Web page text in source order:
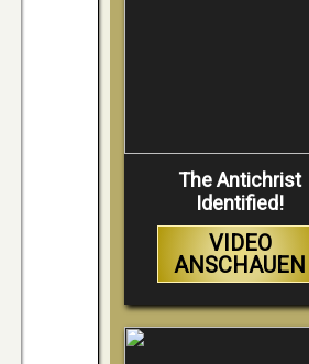
The Antichrist
Identified!
VIDEO
ANSCHAUEN